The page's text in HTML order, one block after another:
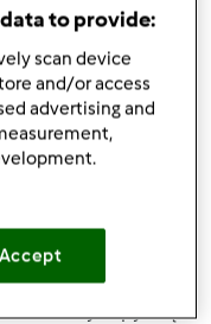
jest z nożami
bo zalejesz
czas
być.Wszędzie
będzie podane
, że przy
kopystkę i
to provide:
scan device
and/or access
advertising and